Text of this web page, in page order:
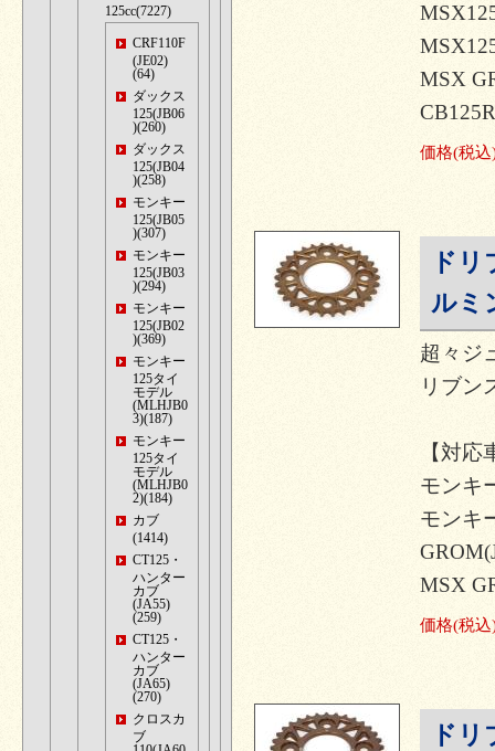
125cc(7227)
CRF110F
(JE02)
(64)
ダックス
125(JB06
)(260)
ダックス
125(JB04
)(258)
モンキー
125(JB05
)(307)
モンキー
125(JB03
)(294)
モンキー
125(JB02
)(369)
モンキー
125タイ
モデル
(MLHJB0
3)(187)
モンキー
125タイ
モデル
(MLHJB0
2)(184)
カブ
(1414)
CT125・
ハンター
カブ
(JA55)
(259)
CT125・
ハンター
カブ
(JA65)
(270)
クロスカ
ブ
MSX
価格(税込
ド
ルミ
超々ジ
リブン
【対応
モンキ
モンキ
MSX
価格(税込
ド